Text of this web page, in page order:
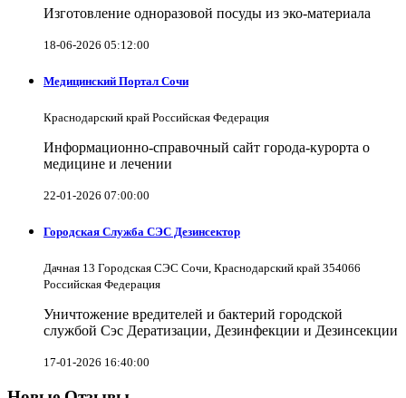
Изготовление одноразовой посуды из эко-материала
18-06-2026 05:12:00
Медицинский Портал Сочи
Краснодарский край Российская Федерация
Информационно-справочный сайт города-курорта о
медицине и лечении
22-01-2026 07:00:00
Городская Служба СЭС Дезинсектор
Дачная 13 Городская СЭС Сочи, Краснодарский край 354066
Российская Федерация
Уничтожение вредителей и бактерий городской
службой Сэс Дератизации, Дезинфекции и Дезинсекции
17-01-2026 16:40:00